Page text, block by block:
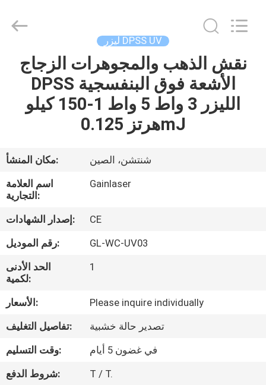
الصفحة
الرئيسية
معلومات
عنا
جولة
في
المعمل
مراقبة
الجودة
اتصل
بنا
المزود.
Copyright
lasermarkingmachine.com.
ليزر DPSS UV
نقش الذهب والمجوهرات الزجاج
DPSS الأشعة فوق البنفسجية
الليزر 3 واط 5 واط 1-150 كيلو
هرتز 0.125mJ
مكان المنشأ:
شنتشن، الصين
اسم العلامة
التجارية:
Gainlaser
إصدار الشهادات:
CE
رقم الموديل:
GL-WC-UV03
الحد الأدنى
لكمية:
1
الأسعار:
Please inquire individually
تفاصيل التغليف:
تصدير حالة خشبية
وقت التسليم:
في غضون 5 أيام
شروط الدفع:
T / T.